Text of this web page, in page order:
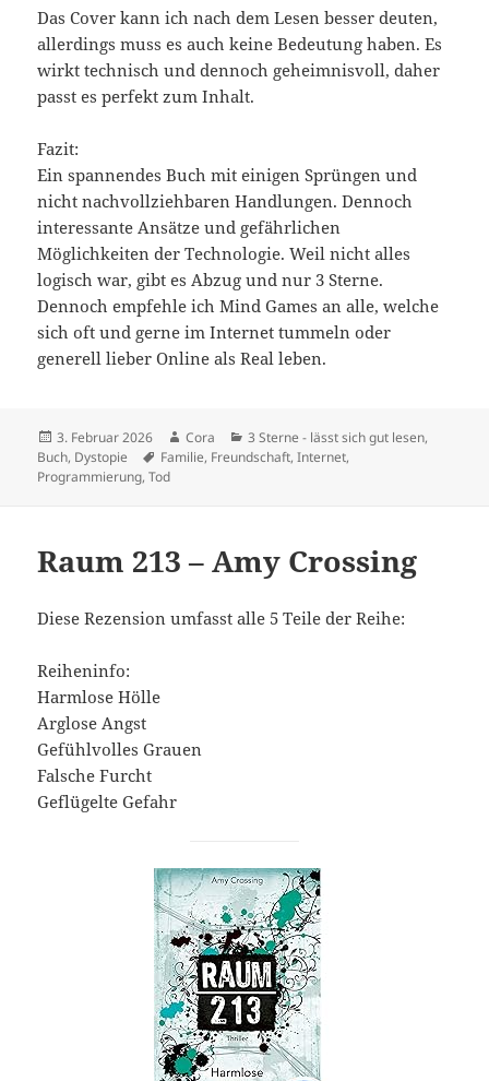
Das Cover kann ich nach dem Lesen besser deuten,
allerdings muss es auch keine Bedeutung haben. Es
wirkt technisch und dennoch geheimnisvoll, daher
passt es perfekt zum Inhalt.
Fazit:
Ein spannendes Buch mit einigen Sprüngen und
nicht nachvollziehbaren Handlungen. Dennoch
interessante Ansätze und gefährlichen
Möglichkeiten der Technologie. Weil nicht alles
logisch war, gibt es Abzug und nur 3 Sterne.
Dennoch empfehle ich Mind Games an alle, welche
sich oft und gerne im Internet tummeln oder
generell lieber Online als Real leben.
Veröffentlicht
am
3. Februar 2026 Autor
Cora Kategorien
3 Sterne - lässt sich gut lesen,
Buch, Dystopie Schlagwörter
Familie, Freundschaft,Internet,
Programmierung,Tod
Raum 213 – Amy Crossing
Diese Rezension umfasst alle 5 Teile der Reihe:
Reiheninfo:
Harmlose Hölle
Arglose Angst
Gefühlvolles Grauen
Falsche Furcht
Geflügelte Gefahr